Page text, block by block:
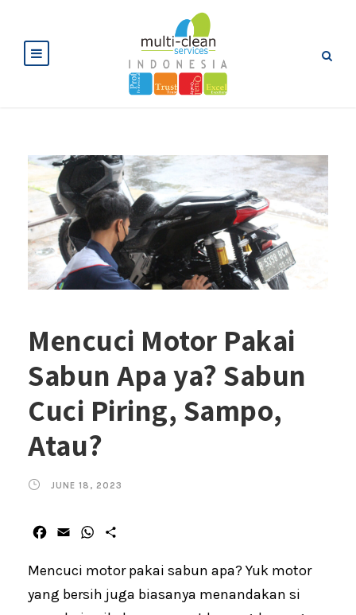
Mencuci Motor Pakai
Sabun Apa ya? Sabun
Cuci Piring, Sampo,
Atau?
JUNE 18, 2023
c
b
a
l
W
a
s
a
e
Mencuci motor pakai sabun apa? Yuk motor
yang bersih juga biasanya menandakan si